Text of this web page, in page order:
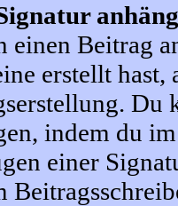
einen Beitrag
erstellt
Du
indem du
einer